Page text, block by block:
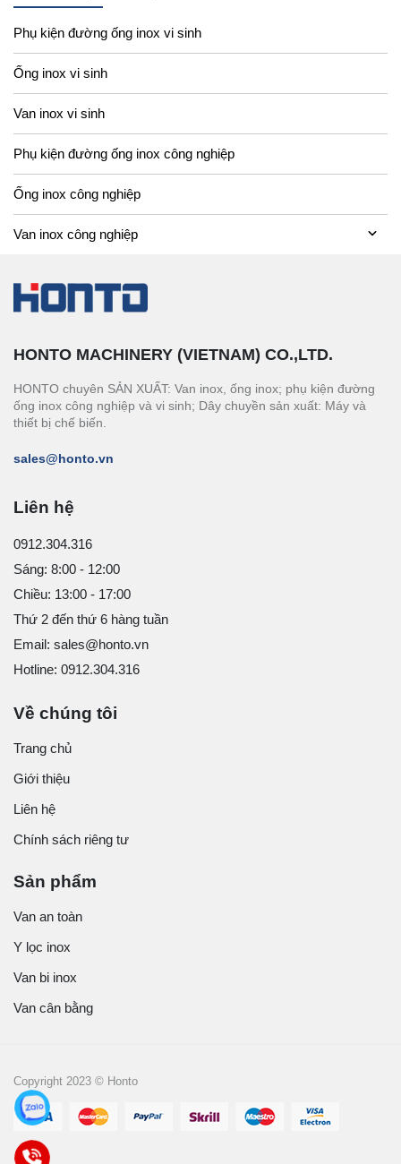
Phụ kiện đường ống inox vi sinh
Ống inox vi sinh
Van inox vi sinh
Phụ kiện đường ống inox công nghiệp
Ống inox công nghiệp
Van inox công nghiệp
HONTO MACHINERY (VIETNAM) CO.,LTD.
HONTO chuyên SẢN XUẤT: Van inox, ống inox; phụ kiện đường
ống inox công nghiệp và vi sinh; Dây chuyền sản xuất: Máy và
thiết bị chế biến.
sales@honto.vn
Liên hệ
0912.304.316
Sáng: 8:00 - 12:00
Chiều: 13:00 - 17:00
Thứ 2 đến thứ 6 hàng tuần
Email: sales@honto.vn
Hotline: 0912.304.316
Về chúng tôi
Trang chủ
Giới thiệu
Liên hệ
Chính sách riêng tư
Sản phẩm
Van an toàn
Y lọc inox
Van bi inox
Van cân bằng
Copyright 2023 © Honto